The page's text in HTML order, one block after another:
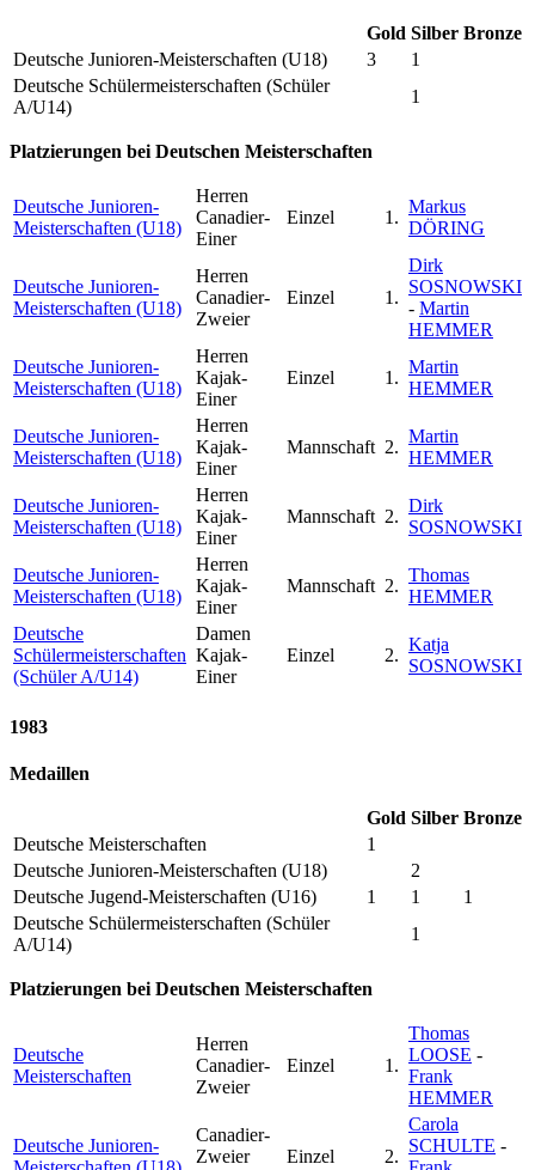
Gold Silber Bronze
Deutsche Junioren-Meisterschaften (U18)
3
1
Deutsche Schülermeisterschaften (Schüler
A/U14)
1
Platzierungen bei Deutschen Meisterschaften
Deutsche Junioren-
Meisterschaften (U18)
Herren
Canadier-
Einer
Einzel 1.
Markus
DÖRING
Deutsche Junioren-
Meisterschaften (U18)
Herren
Canadier-
Zweier
Einzel 1.
Dirk
SOSNOWSKI
- Martin
HEMMER
Deutsche Junioren-
Meisterschaften (U18)
Herren
Kajak-
Einer
Einzel 1.
Martin
HEMMER
Deutsche Junioren-
Meisterschaften (U18)
Herren
Kajak-
Einer
Mannschaft 2.
Martin
HEMMER
Deutsche Junioren-
Meisterschaften (U18)
Herren
Kajak-
Einer
Mannschaft 2.
Dirk
SOSNOWSKI
Deutsche Junioren-
Meisterschaften (U18)
Herren
Kajak-
Einer
Mannschaft 2.
Thomas
HEMMER
Deutsche
Schülermeisterschaften
(Schüler A/U14)
Damen
Kajak-
Einer
Einzel 2.
Katja
SOSNOWSKI
1983
Medaillen
Gold Silber Bronze
Deutsche Meisterschaften
1
Deutsche Junioren-Meisterschaften (U18)
2
Deutsche Jugend-Meisterschaften (U16)
1 1
1
Deutsche Schülermeisterschaften (Schüler
A/U14)
1
Platzierungen bei Deutschen Meisterschaften
Deutsche
Meisterschaften
Herren
Canadier-
Zweier
Einzel 1.
Thomas
LOOSE -
Frank
HEMMER
Deutsche Junioren-
Canadier-
Zweier
Einzel 2.
Carola
SCHULTE -